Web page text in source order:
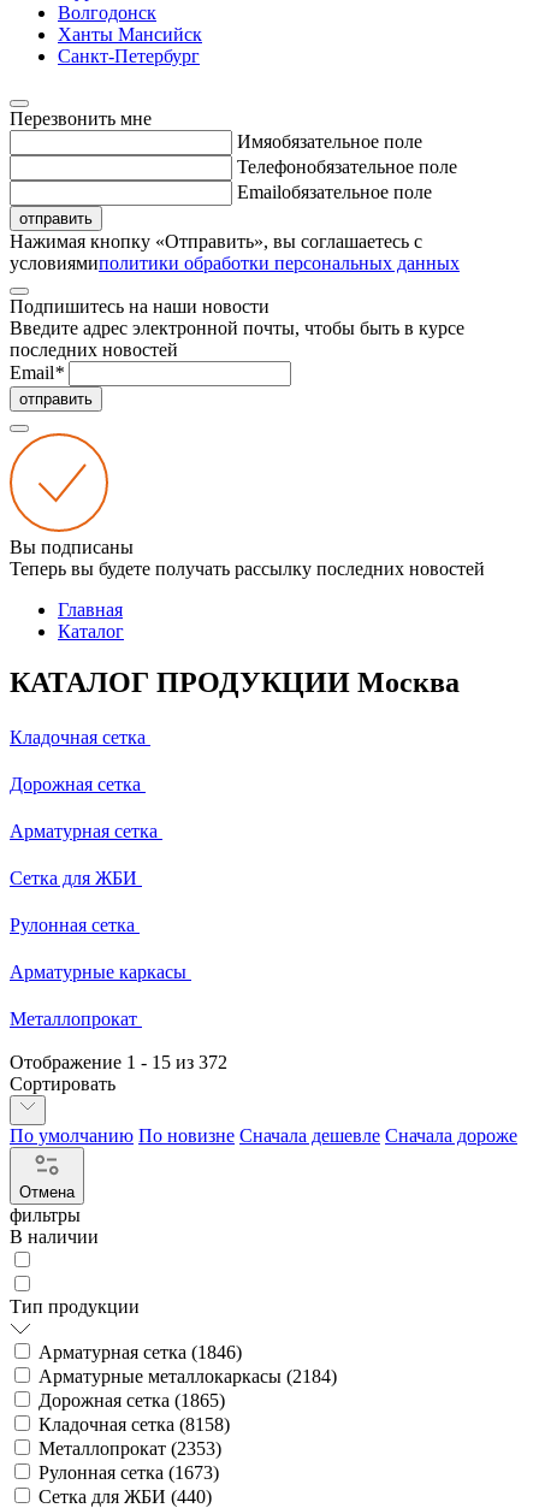
Волгодонск
Ханты Мансийск
Санкт-Петербург
Перезвонить мне
Имяобязательное поле
Телефонобязательное поле
Emailобязательное поле
отправить
Нажимая кнопку «Отправить», вы соглашаетесь с
условиямиполитики обработки персональных данных
Подпишитесь на наши новости
Введите адрес электронной почты, чтобы быть в курсе
последних новостей
Email*
отправить
Вы подписаны
Теперь вы будете получать рассылку последних новостей
Главная
Каталог
КАТАЛОГ ПРОДУКЦИИ Москва
Кладочная сетка
Дорожная сетка
Арматурная сетка
Сетка для ЖБИ
Рулонная сетка
Арматурные каркасы
Металлопрокат
Отображение 1 - 15 из 372
Сортировать
По умолчанию По новизне Сначала дешевле Сначала дороже
Отмена
фильтры
В наличии
Тип продукции
Арматурная сетка (1846)
Арматурные металлокаркасы (2184)
Дорожная сетка (1865)
Кладочная сетка (8158)
Металлопрокат (2353)
Рулонная сетка (1673)
Сетка для ЖБИ (440)